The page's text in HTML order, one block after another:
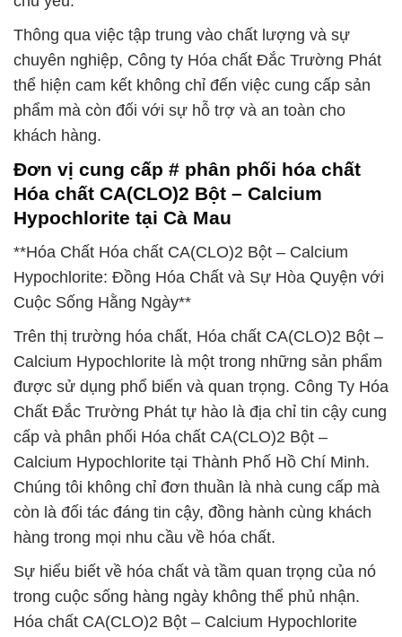
Thông qua việc tập trung vào chất lượng và sự
chuyên nghiệp, Công ty Hóa chất Đắc Trường Phát
thể hiện cam kết không chỉ đến việc cung cấp sản
phẩm mà còn đối với sự hỗ trợ và an toàn cho
khách hàng.
Đơn vị cung cấp # phân phối hóa chất
Hóa chất CA(CLO)2 Bột – Calcium
Hypochlorite tại Cà Mau
**Hóa Chất Hóa chất CA(CLO)2 Bột – Calcium
Hypochlorite: Đồng Hóa Chất và Sự Hòa Quyện với
Cuộc Sống Hằng Ngày**
Trên thị trường hóa chất, Hóa chất CA(CLO)2 Bột –
Calcium Hypochlorite là một trong những sản phẩm
được sử dụng phổ biến và quan trọng. Công Ty Hóa
Chất Đắc Trường Phát tự hào là địa chỉ tin cậy cung
cấp và phân phối Hóa chất CA(CLO)2 Bột –
Calcium Hypochlorite tại Thành Phố Hồ Chí Minh.
Chúng tôi không chỉ đơn thuần là nhà cung cấp mà
còn là đối tác đáng tin cậy, đồng hành cùng khách
hàng trong mọi nhu cầu về hóa chất.
Sự hiểu biết về hóa chất và tầm quan trọng của nó
trong cuộc sống hàng ngày không thể phủ nhận.
Hóa chất CA(CLO)2 Bột – Calcium Hypochlorite